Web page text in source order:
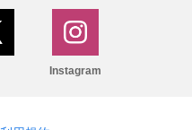
Instagram